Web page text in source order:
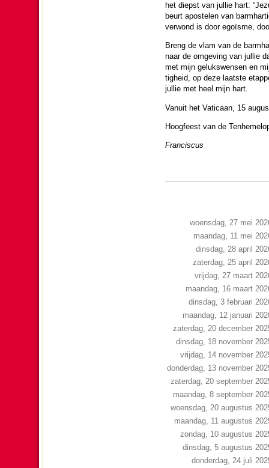
het diepst van jullie hart:
beurt apos­te­len van
verwond is door egoïsme,
Breng de vlam van de
naar de omge­ving van jullie
met mijn gelukswensen en
tig­heid, op deze laatste
jullie met heel mijn hart.
Vanuit het Vati­caan, 15
Hoog­feest van de
Fran­cis­cus
woensdag, 27 mei
maandag, 11 mei
dinsdag, 28 april
zaterdag, 25 april
vrijdag, 27 maart
maandag, 16 maart
dinsdag, 3 februari
maandag, 12 januari
zaterdag, 20 december
dinsdag, 18 november
vrijdag, 14 november
donderdag, 13 november
zaterdag, 20 september
maandag, 8 september
woensdag, 20 augustus
maandag, 11 augustus
zondag, 10 augustus
dinsdag, 5 augustus
donderdag, 24 juli